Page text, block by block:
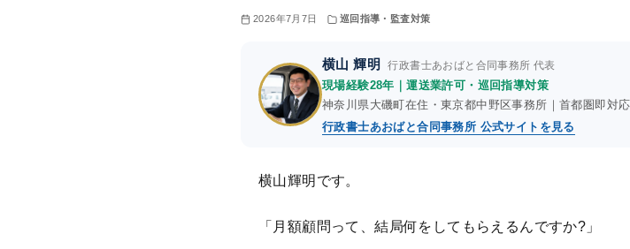
2026年7月7日 巡回指導・監査対策
横山 輝明 行政書士あおばと合同事務所 代表
現場経験28年｜運送業許可・巡回指導対策
神奈川県大磯町在住・東京都中野区事務所｜首都圏即対
行政書士あおばと合同事務所 公式サイトを見る
横山輝明です。
「月額顧問って、結局何をしてもらえるんですか?」